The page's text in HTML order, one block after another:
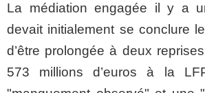
La médiation engagée il y a
devait initialement se conclure
d’être prolongée à deux
573 millions d’euros à la